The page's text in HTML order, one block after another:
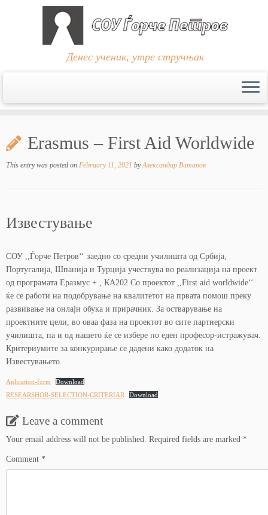
content
Денес ученик, утре стручњак
Erasmus – First Aid Worldwide
This entry was posted on February 11, 2021 byАлександар Витанов
Известување
СОУ ,,Ѓорче Петров‘‘ заедно со средни училишта од Србија,
Португалија, Шпанија и Турција учествува во реализација на проект
од програмата Еразмус + , КА202 Со проектот ,,First aid worldwide‘‘
ќе се работи на подобрување на квалитетот на првата помош преку
развивање на онлајн обука и прирачник. За остварување на
проектните цели, во оваа фаза на проектот во сите партнерски
училишта, па и од нашето ќе се избере по еден професор-истражувач.
Критериумите за конкурирање се дадени како додаток на
Известувањето.
Aplication-form
Download
RESEARSHOR-SELECTION-CRITERIAR
Download
Leave a comment
Your email address will not be published. Required fields are marked *
Comment *